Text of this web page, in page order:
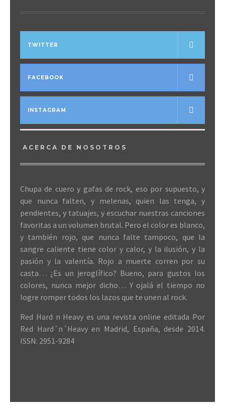
TWITTER
FACEBOOK
INSTAGRAM
ACERCA DE NOSOTROS
Chupa de cuero y gafas de rock, eso por supuesto, y
que nunca falten, y melenas, quien las tenga, y
pendientes, y tatuajes, y escuchar nuestras canciones
favoritas a un volumen brutal. Pero el color es blanco,
y también rojo, que nunca falte tampoco, que la
sangre caliente tiene color y calor, y la ilusión, y la
pasión y la valentía. Rojo a muerte corren por su
casta… ¿Es un jeroglífico? Bueno, para gustos los
colores, nunca mejor dicho… Y ojalá el tiempo no
logre romper todos los lazos que te unen al rock.
Red Hard n Heavy es una revista online editada Por
Red Hard´n´Heavy en Madrid, España, desde 2014.
ISSN: 2951-9284